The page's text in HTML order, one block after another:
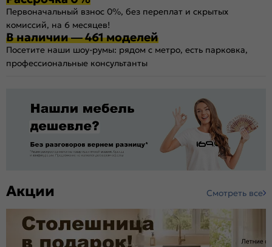
Первоначальный взнос 0%, без переплат и скрытых
комиссий, на 6 месяцев!
В наличии — 461 моделей
Посетите наши шоу-румы: рядом с метро, есть парковка,
профессиональные консультанты
Акции Смотреть все